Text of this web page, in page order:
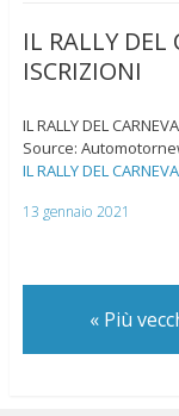
IL RALLY DEL
ISCRIZIONI
IL RALLY DEL
Source:
IL RALLY DEL
13 gennaio 2021
«Più